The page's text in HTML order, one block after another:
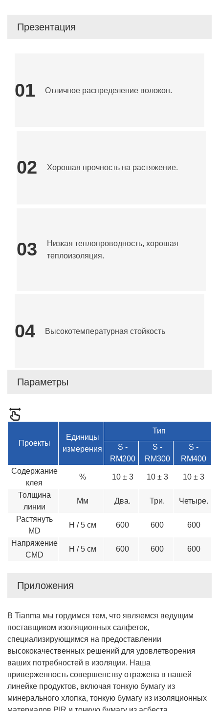
Эффективность с точки зрения затрат. Применяется
Презентация
01 Отличное распределение волокон.
02 Хорошая прочность на растяжение.
03
Низкая теплопроводность, хорошая
теплоизоляция.
04 Высокотемпературная стойкость
Параметры
Проекты
Единицы
измерения
Тип
S -
RM200
S -
RM300
S -
RM400
Содержание
клея
% 10 ± 3 10 ± 3 10 ± 3
Толщина
линии
Мм Два. Три. Четыре.
Растянуть
MD
Н / 5 см 600 600 600
Напряжение
CMD
Н / 5 см 600 600 600
Приложения
В Tianma мы гордимся тем, что являемся ведущим
поставщиком изоляционных салфеток,
специализирующимся на предоставлении
высококачественных решений для удовлетворения
ваших потребностей в изоляции. Наша
приверженность совершенству отражена в нашей
линейке продуктов, включая тонкую бумагу из
минерального хлопка, тонкую бумагу из изоляционных